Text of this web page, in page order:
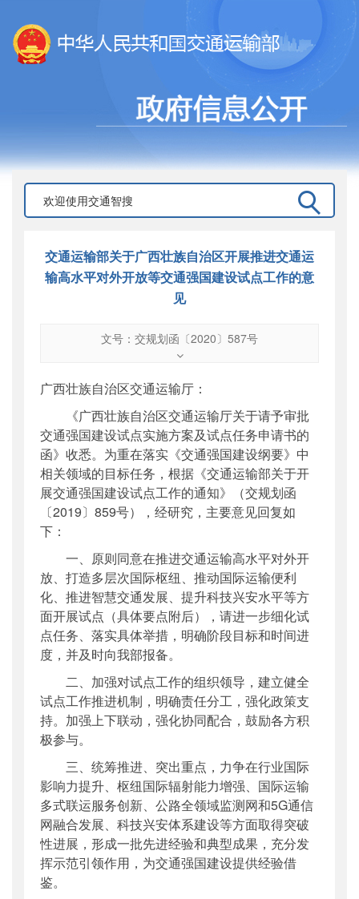
交通运输部关于广西壮族自治区开展推进交通运
输高水平对外开放等交通强国建设试点工作的意
见
文号：交规划函〔2020〕587号
交规划函〔2020〕587号
公开日期：2020年09月02日
主题词：
交通运输;对外开放;交通强国
机构分类：综合规划司
主题分类：专项规划
公文类型：部函
广西壮族自治区交通运输厅：
《广西壮族自治区交通运输厅关于请予审批
交通强国建设试点实施方案及试点任务申请书的
函》收悉。为重在落实《交通强国建设纲要》中
相关领域的目标任务，根据《交通运输部关于开
展交通强国建设试点工作的通知》（交规划函
〔2019〕859号），经研究，主要意见回复如
下：
一、原则同意在推进交通运输高水平对外开
放、打造多层次国际枢纽、推动国际运输便利
化、推进智慧交通发展、提升科技兴安水平等方
面开展试点（具体要点附后），请进一步细化试
点任务、落实具体举措，明确阶段目标和时间进
度，并及时向我部报备。
二、加强对试点工作的组织领导，建立健全
试点工作推进机制，明确责任分工，强化政策支
持。加强上下联动，强化协同配合，鼓励各方积
极参与。
三、统筹推进、突出重点，力争在行业国际
影响力提升、枢纽国际辐射能力增强、国际运输
多式联运服务创新、公路全领域监测网和5G通信
网融合发展、科技兴安体系建设等方面取得突破
性进展，形成一批先进经验和典型成果，充分发
挥示范引领作用，为交通强国建设提供经验借
鉴。